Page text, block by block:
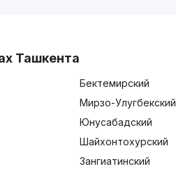
Ташкента
Бектемирский
Мирзо-Улугбекский
Юнусабадский
Шайхонтохурский
Зангиатинский